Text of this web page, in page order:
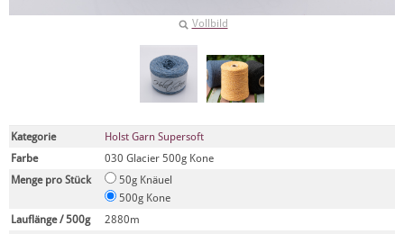
Vollbild
Kategorie
Holst Garn Supersoft
Farbe
030 Glacier 500g Kone
Menge pro Stück
50g Knäuel
500g Kone
Lauflänge / 500g
2880m